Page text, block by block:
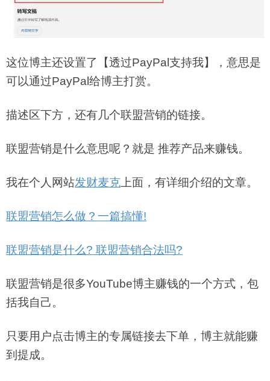
这位博主还设置了【透过PayPal支持我】，意思是
可以通过PayPal给博主打赏。
描述区下方，还有几个联盟营销的链接。
联盟营销是什么意思呢？就是 推荐产品来赚钱。
我在个人网站发财麦克 上面，有详细介绍的文章。
联盟营销怎么做？一篇搞懂!
联盟营销是什么? 联盟营销合法吗?
联盟营销是很多YouTube博主赚钱的一个方式，包
括我自己。
只要用户点击博主的专属链接去下单，博主就能赚
到提成。